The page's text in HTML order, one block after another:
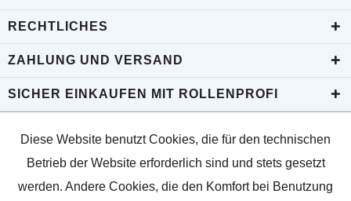
RECHTLICHES
ZAHLUNG UND VERSAND
SICHER EINKAUFEN MIT ROLLENPROFI
Diese Website benutzt Cookies, die für den technischen
Betrieb der Website erforderlich sind und stets gesetzt
werden. Andere Cookies, die den Komfort bei Benutzung